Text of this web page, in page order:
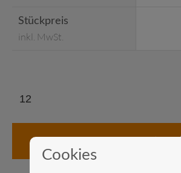
Stückpreis
inkl. MwSt.
in den Anfragekorb
Cookies